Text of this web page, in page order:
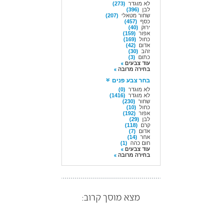
לא מוגדר (273)
לבן (396)
שחור מטאלי (207)
כסף (457)
ירוק (40)
אפור (159)
כחול (169)
אדום (42)
זהב (30)
כתום (3)
עוד צבעים
בחירה מרובה
בחר צבע פנים
לא מוגדר (0)
לא מוגדר (1416)
שחור (230)
כחול (10)
אפור (192)
לבן (29)
קרם (118)
אדום (7)
אחר (14)
חום כהה (1)
עוד צבעים
בחירה מרובה
מצא מוסך קרוב: